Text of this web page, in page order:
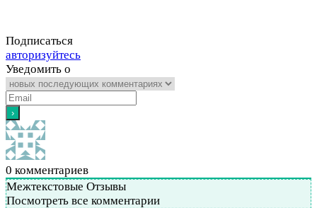
Подписаться
авторизуйтесь
Уведомить о
0 комментариев
Межтекстовые Отзывы
Посмотреть все комментарии